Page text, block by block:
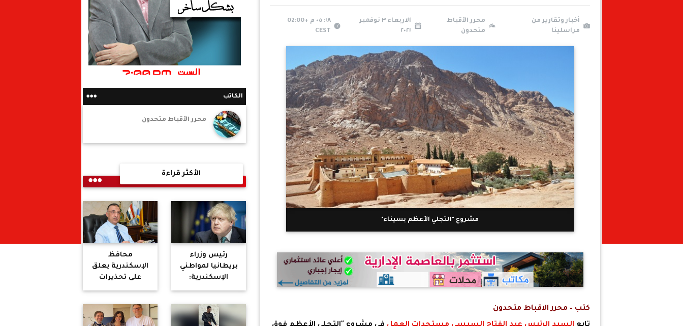
أخبار وتقارير من
مراسلينا
محرر الأقباط
متحدون
الاربعاء ٣ نوفمبر
٢٠٢١
١٨: ٠٥ م +02:00
CEST
مشروع "التجلي الأعظم بسيناء"
كتب – محرر الاقباط متحدون
الكاتب
محرر الأقباط متحدون
الأكثر قراءة
رئيس وزراء
بريطانيا لمواطني
الإسكندرية:
استعدوا لفراق
محافظ
الإسكندرية يعلق
على تحذيرات
بوريس جونسون
المحافظة